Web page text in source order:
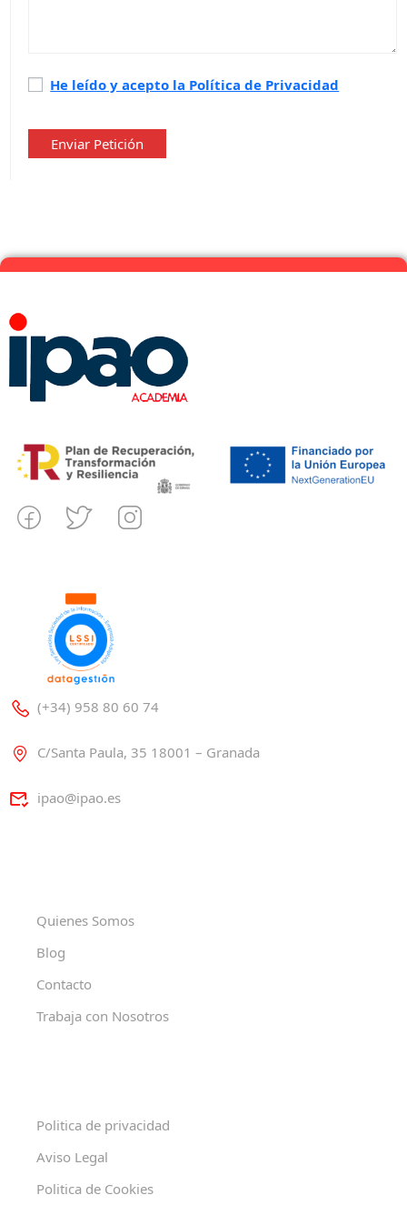
Política
privacidad*
He leído y acepto la Política de Privacidad
Enviar Petición
(+34) 958 80 60 74
C/Santa Paula, 35 18001 – Granada
ipao@ipao.es
Quienes Somos
Blog
Contacto
Trabaja con Nosotros
Politica de privacidad
Aviso Legal
Politica de Cookies